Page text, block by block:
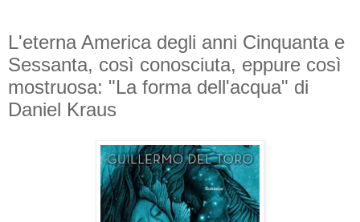
L'eterna America degli anni Cinquanta e
Sessanta, così conosciuta, eppure così
mostruosa: "La forma dell'acqua" di
Daniel Kraus